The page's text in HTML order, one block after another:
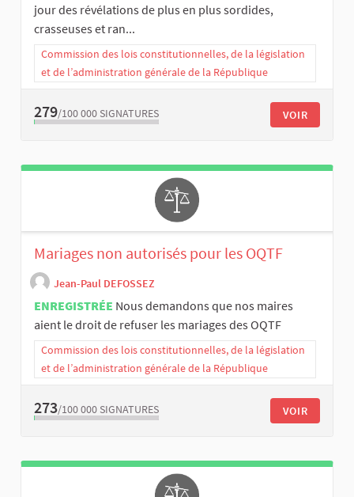
jour des révélations de plus en plus sordides,
crasseuses et ran...
Commission des lois constitutionnelles, de la législation
et de l’administration générale de la République
279/100 000 SIGNATURES VOIR
Mariages non autorisés pour les OQTF
Jean-Paul DEFOSSEZ
ENREGISTRÉE Nous demandons que nos maires
aient le droit de refuser les mariages des OQTF
Commission des lois constitutionnelles, de la législation
et de l’administration générale de la République
273/100 000 SIGNATURES VOIR